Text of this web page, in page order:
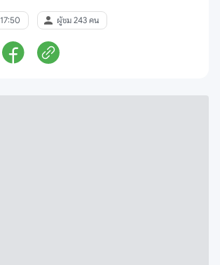
ผู้ชม 243 คน